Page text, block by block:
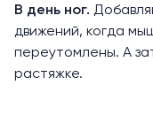
В день ног.
движений, когда
переутомлены. А
растяжке.